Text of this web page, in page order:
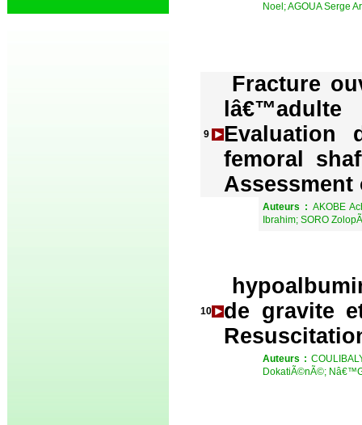
Noel; AGOUA Serge
9
Fracture
Evaluation
femoral
Assessment
Auteurs : AKOBE
Ibrahim; SORO
10
de gravite
Auteurs :
DokatiÃ©nÃ©;